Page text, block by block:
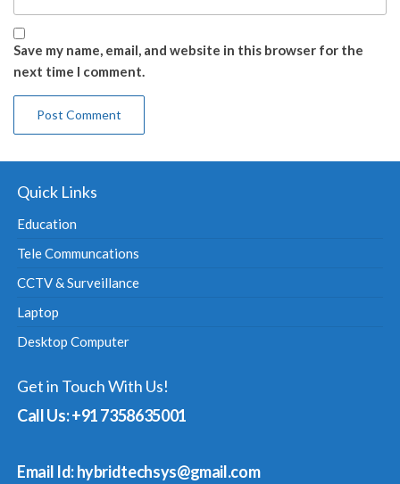
Save my name, email, and website in this browser for the
next time I comment.
Quick Links
Education
Tele Communcations
CCTV & Surveillance
Laptop
Desktop Computer
Get in Touch With Us!
Call Us: +91 7358635001
Email Id: hybridtechsys@gmail.com